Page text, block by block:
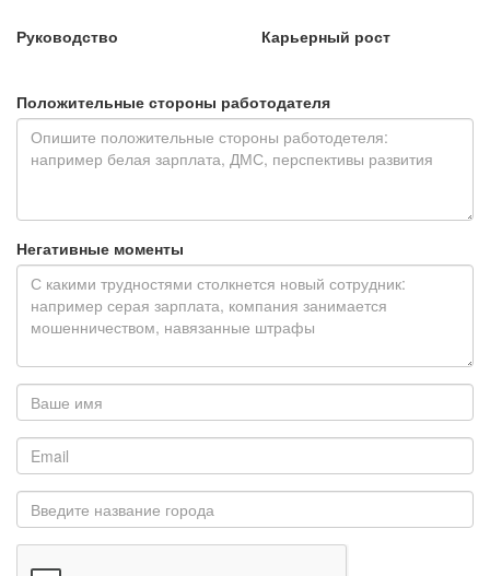
Руководство Карьерный рост
Положительные стороны работодателя
Негативные моменты